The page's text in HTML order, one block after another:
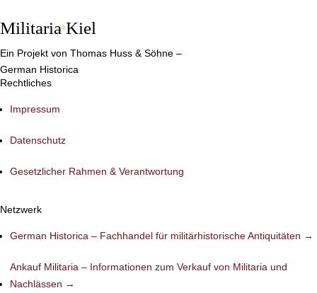
Militaria Kiel
Ein Projekt von Thomas Huss & Söhne –
German Historica
Rechtliches
Impressum
Datenschutz
Gesetzlicher Rahmen & Verantwortung
Netzwerk
German Historica – Fachhandel für militärhistorische Antiquitäten →
Ankauf Militaria – Informationen zum Verkauf von Militaria und
Nachlässen →